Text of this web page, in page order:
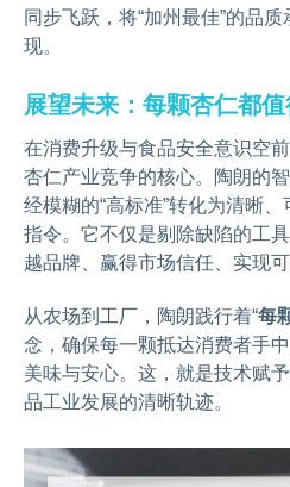
同步飞跃，将“加州最佳”的品
现。
展望未来：每颗杏仁都
在消费升级与食品安全意识空
杏仁产业竞争的核心。陶朗的
经模糊的“高标准”转化为清晰
指令。它不仅是剔除缺陷的工
越品牌、赢得市场信任、实现
从农场到工厂，陶朗践行着“每
念，确保每一颗抵达消费者手
美味与安心。这，就是技术赋
品工业发展的清晰轨迹。